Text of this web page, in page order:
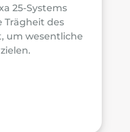
25-Systems
Trägheit des
um wesentliche